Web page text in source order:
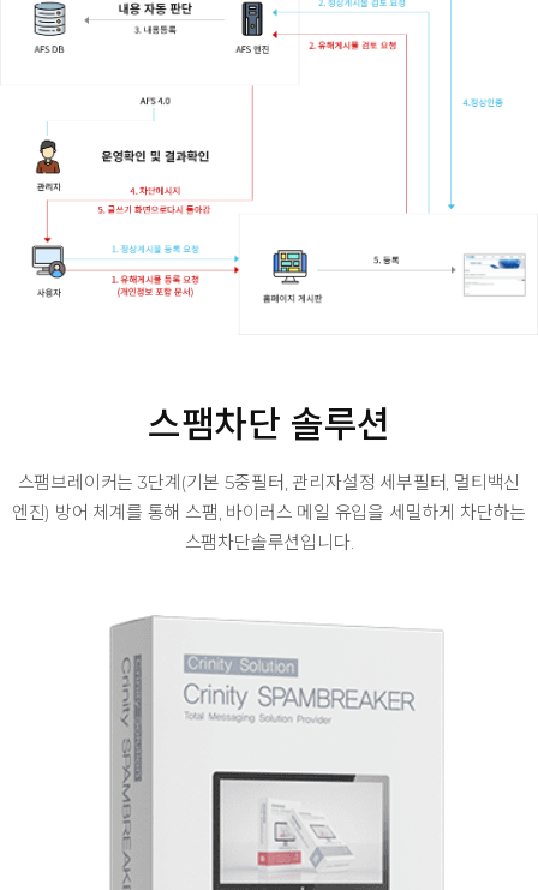
스팸차단 솔루션
스팸브레이커는 3단계(기본 5중필터, 관리자설정 세부필터, 멀티백신
엔진) 방어 체계를 통해 스팸, 바이러스 메일 유입을 세밀하게 차단하는
스팸차단솔루션입니다.